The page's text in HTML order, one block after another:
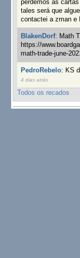
perdemos as
tales será que
contactei a zman e
BlakenDorf: Math
https://
math-trade-june-
PedroRebelo: KS
4 dias atrás
Todos os recados